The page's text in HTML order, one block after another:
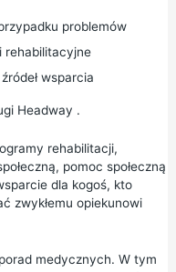
problemów
rehabilitacyjne
wsparcia
Headway .
rehabilitacji,
pomoc społeczną
dla kogoś, kto
zwykłemu opiekunowi
medycznych. W tym